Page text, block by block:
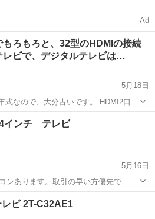
Ad
もろもろと、32型のHDMIの接続
レビで、デジタルテレビは…
5月18日
なので、大分古いです。 HDMI2口の
に写りますし、赤いカードも差したま
、テレビの後ろに壁掛け部品を付けた
HDMI
インチ テレビ
5月16日
ンあります。取引の早い方優先で
テレビ
ビ 2T-C32AE1